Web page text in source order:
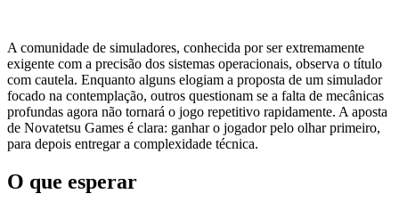
A comunidade de simuladores, conhecida por ser extremamente
exigente com a precisão dos sistemas operacionais, observa o título
com cautela. Enquanto alguns elogiam a proposta de um simulador
focado na contemplação, outros questionam se a falta de mecânicas
profundas agora não tornará o jogo repetitivo rapidamente. A aposta
de Novatetsu Games é clara: ganhar o jogador pelo olhar primeiro,
para depois entregar a complexidade técnica.
O que esperar